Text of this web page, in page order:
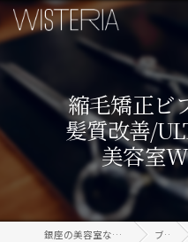
縮毛矯正ビ
髪質改善/
美容室
銀座の美容室なら信頼のWISTERIA ブログ